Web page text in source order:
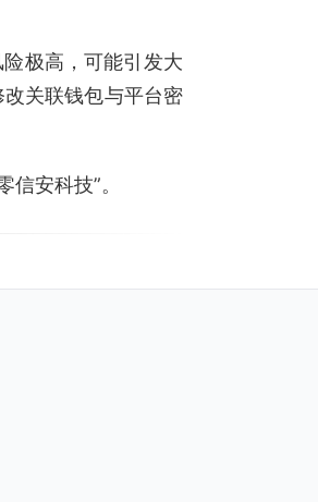
极高，可能引发大
关联钱包与平台密
安科技”。